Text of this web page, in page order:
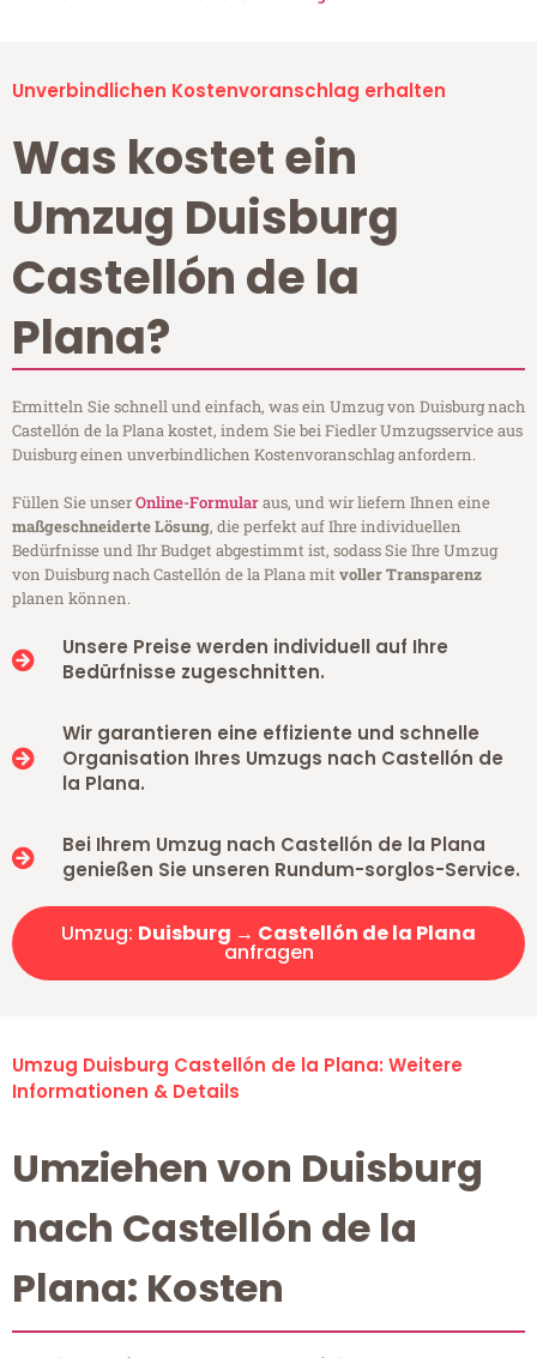
Unverbindlichen Kostenvoranschlag erhalten
Was kostet ein
Umzug Duisburg
Castellón de la
Plana?
Ermitteln Sie schnell und einfach, was ein Umzug von Duisburg nach
Castellón de la Plana kostet, indem Sie bei Fiedler Umzugsservice aus
Duisburg einen unverbindlichen Kostenvoranschlag anfordern.
Füllen Sie unserOnline-Formularaus, und wir liefern Ihnen eine
maßgeschneiderte Lösung, die perfekt auf Ihre individuellen
Bedürfnisse und Ihr Budget abgestimmt ist, sodass Sie Ihre Umzug
von Duisburg nach Castellón de la Plana mitvoller Transparenz
planen können.
Unsere Preise werden individuell auf Ihre
Bedürfnisse zugeschnitten.
Wir garantieren eine effiziente und schnelle
Organisation Ihres Umzugs nach Castellón de
la Plana.
Bei Ihrem Umzug nach Castellón de la Plana
genießen Sie unseren Rundum-sorglos-Service.
Umzug: Duisburg → Castellón de la Plana
anfragen
Umzug Duisburg Castellón de la Plana: Weitere
Informationen & Details
Umziehen von Duisburg
nach Castellón de la
Plana: Kosten